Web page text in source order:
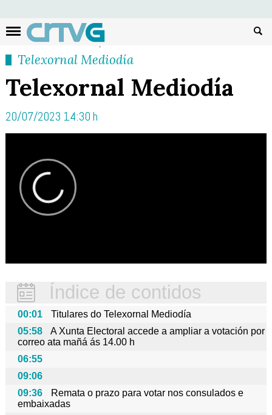
Telexornal Mediodía
Telexornal Mediodía
20/07/2023 14:30 h
Índice de contidos
00:01
Titulares do Telexornal Mediodía
05:58
A Xunta Electoral accede a ampliar a votación por
correo ata mañá ás 14.00 h
06:55
09:06
09:36
Remata o prazo para votar nos consulados e
embaixadas